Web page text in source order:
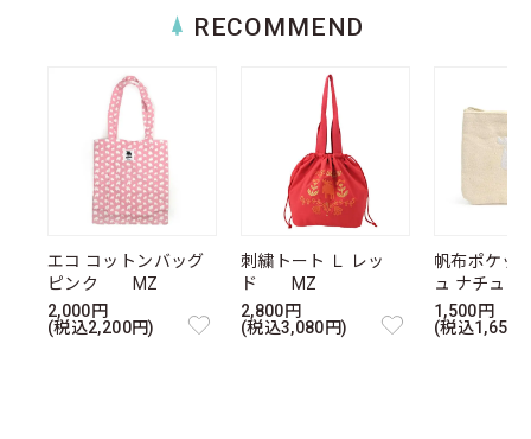
RECOMMEND
エコ コットンバッグ
ピンク MZ
2,000円
(税込2,200円)
刺繍トート Ｌ レッ
ド MZ
2,800円
(税込3,080円)
帆布ポケッ
ュ ナチュ
1,500円
(税込1,650